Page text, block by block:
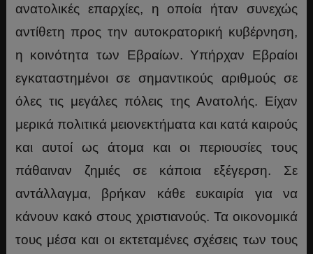
ανατολικές επαρχίες, η οποία ήταν συνεχώς
αντίθετη προς την αυτοκρατορική κυβέρνηση,
η κοινότητα των Εβραίων. Υπήρχαν Εβραίοι
εγκαταστημένοι σε σημαντικούς αριθμούς σε
όλες τις μεγάλες πόλεις της Ανατολής. Είχαν
μερικά πολιτικά μειονεκτήματα και κατά καιρούς
και αυτοί ως άτομα και οι περιουσίες τους
πάθαιναν ζημιές σε κάποια εξέγερση. Σε
αντάλλαγμα, βρήκαν κάθε ευκαιρία για να
κάνουν κακό στους χριστιανούς. Τα οικονομικά
τους μέσα και οι εκτεταμένες σχέσεις των τους